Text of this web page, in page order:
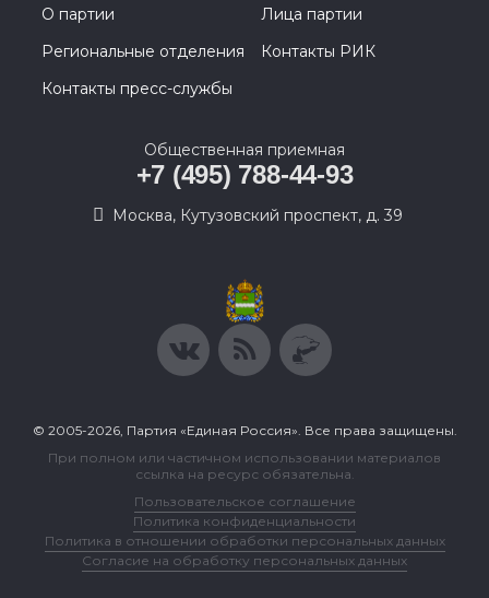
О партии
Лица партии
Региональные отделения
Контакты РИК
Контакты пресс-службы
Общественная приемная
+7 (495) 788-44-93
Москва, Кутузовский проспект, д. 39
© 2005-2026, Партия «Единая Россия». Все права защищены.
При полном или частичном использовании материалов
ссылка на ресурс обязательна.
Пользовательское соглашение
Политика конфиденциальности
Политика в отношении обработки персональных данных
Согласие на обработку персональных данных